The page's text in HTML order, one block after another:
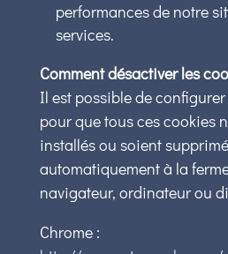
performances de notre
services.
Comment désactiver les
Il est possible de
pour que tous ces cookies
installés ou soient
automatiquement à la
navigateur, ordinateur ou
Chrome :